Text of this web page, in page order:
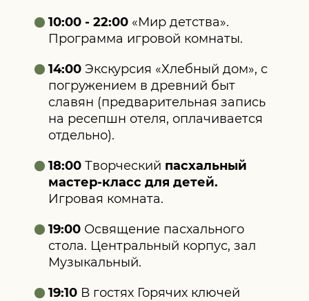
10:00 - 22:00 «Мир детства».
Программа игровой комнаты.
14:00 Экскурсия «Хлебный дом», с
погружением в древний быт
славян (предварительная запись
на ресепшн отеля, оплачивается
отдельно).
18:00 Творческий пасхальный
мастер-класс для детей.
Игровая комната.
19:00 Освящение пасхального
стола. Центральный корпус, зал
Музыкальный.
19:10 В гостях Горячих ключей